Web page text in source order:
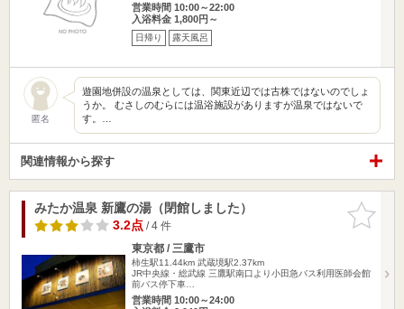
営業時間 10:00～22:00
入浴料金 1,800円～
日帰り 露天風呂
匿名
遊園地併設の温泉としては、関東近辺では古株ではないのでしょ
うか。 むさしのむらには温浴施設がありますが温泉ではないで
す。…
関連情報から探す
お気に入
りに追加
みたか温泉 新鷹の湯（閉館しました）
3.2点/ 4 件
東京都 / 三鷹市
柿生駅11.44km 武蔵境駅2.37km
JR中央線・総武線 三鷹駅南口より小田急バス利用医師会館
前バス停下車…
営業時間 10:00～24:00